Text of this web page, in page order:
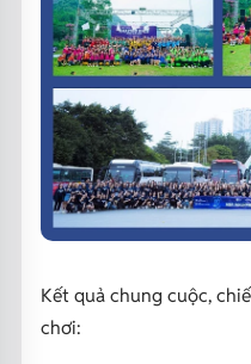
Kết quả chung cuộc,
chơi: